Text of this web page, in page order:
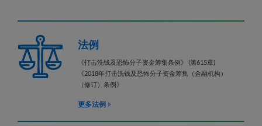
法例
《打击洗钱及恐怖分子资金筹集条例》 (第615章)
《2018年打击洗钱及恐怖分子资金筹集（金融机构）
（修订）条例》
更多法例